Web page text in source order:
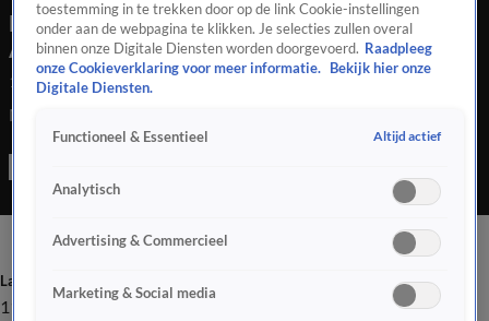
Massale vechtpartij bij winkelcentrum
Apeldoorn
18 sep 2021, 09:26
Massale vechtpartij bij winkelcentrum Apeldoorn
Laatste nieuws
112
toestemming in te trekken door op de link Cookie-instellingen
onder aan de webpagina te klikken. Je selecties zullen overal
binnen onze Digitale Diensten worden doorgevoerd. Raadpleeg
onze Cookieverklaring voor meer informatie.
Bekijk hier onze
Digitale Diensten.
Functioneel & Essentieel Altijd actief
Analytisch
Advertising & Commercieel
Marketing & Social media